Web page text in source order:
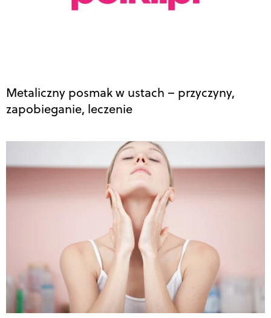
Metaliczny posmak w ustach – przyczyny,
zapobieganie, leczenie